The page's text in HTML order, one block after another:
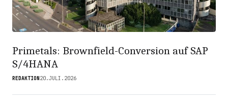
Primetals: Brownfield-Conversion auf SAP
S/4HANA
REDAKTION 20.JULI.2026